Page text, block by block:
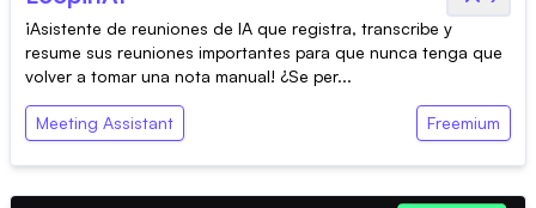
¡Asistente de reuniones de IA que registra, transcribe y
resume sus reuniones importantes para que nunca tenga que
volver a tomar una nota manual! ¿Se per...
Meeting Assistant Freemium